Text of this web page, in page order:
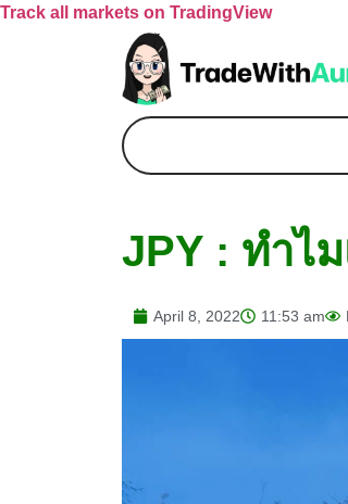
Track all markets on TradingView
JPY : ทำไ
April 8, 2022 11:53 am